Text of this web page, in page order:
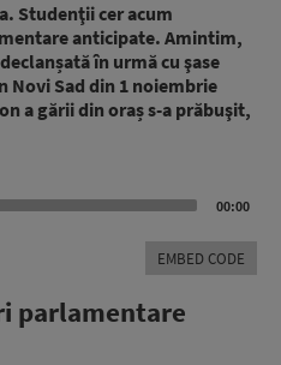
Studenţii cer acum
anticipate. Amintim,
în urmă cu şase
Novi Sad din 1 noiembrie
a gării din oraș s-a prăbuşit,
00:00
EMBED CODE
parlamentare